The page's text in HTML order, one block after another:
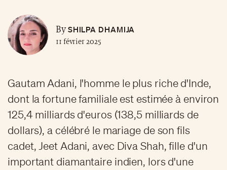
BySHILPA DHAMIJA
11 février 2025
Gautam Adani, l'homme le plus riche d'Inde,
dont la fortune familiale est estimée à environ
125,4 milliards d'euros (138,5 milliards de
dollars), a célébré le mariage de son fils
cadet, Jeet Adani, avec Diva Shah, fille d'un
important diamantaire indien, lors d'une